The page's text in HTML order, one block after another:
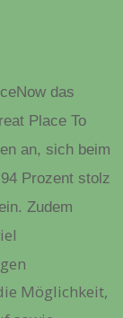
das
Place To
an, sich beim
Prozent stolz
Zudem
Möglichkeit,